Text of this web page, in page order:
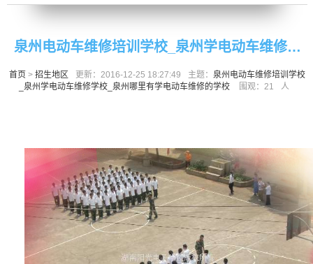
泉州电动车维修培训学校_泉州学电动车维修学
校_泉州哪里有学电动车维修的学校
首页 >招生地区 更新：2016-12-25 18:27:49 主题：泉州电动车维修培训学校
_泉州学电动车维修学校_泉州哪里有学电动车维修的学校
围观： 21 人